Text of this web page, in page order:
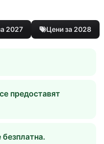
2027 Цени за 2028
предоставят
безплатна.